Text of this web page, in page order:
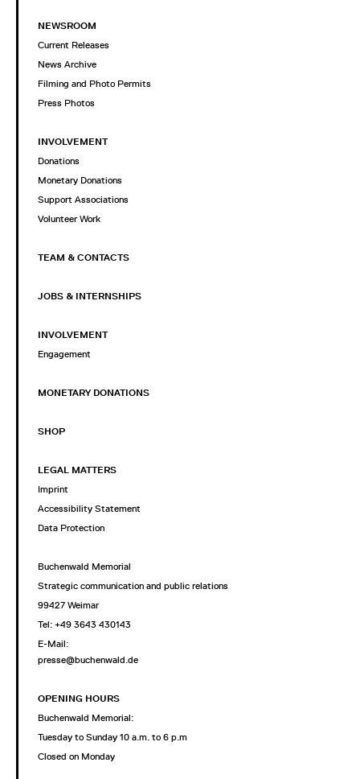
NEWSROOM
Current Releases
News Archive
Filming and Photo Permits
Press Photos
INVOLVEMENT
Donations
Monetary Donations
Support Associations
Volunteer Work
TEAM & CONTACTS
JOBS & INTERNSHIPS
INVOLVEMENT
Engagement
MONETARY DONATIONS
SHOP
LEGAL MATTERS
Imprint
Accessibility Statement
Data Protection
Buchenwald Memorial
Strategic communication and public relations
99427 Weimar
Tel: +49 3643 430143
E-Mail:
presse@buchenwald.de
OPENING HOURS
Buchenwald Memorial:
Tuesday to Sunday 10 a.m. to 6 p.m
Closed on Monday